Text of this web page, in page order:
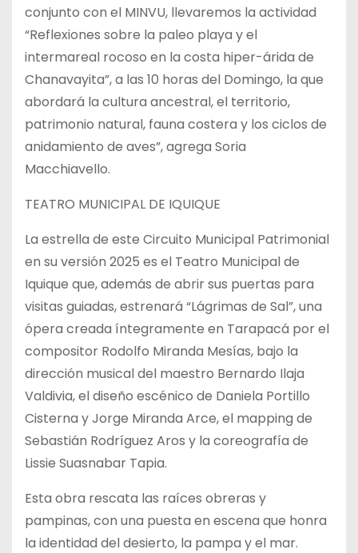
conjunto con el MINVU, llevaremos la actividad
“Reflexiones sobre la paleo playa y el
intermareal rocoso en la costa hiper-árida de
Chanavayita”, a las 10 horas del Domingo, la que
abordará la cultura ancestral, el territorio,
patrimonio natural, fauna costera y los ciclos de
anidamiento de aves”, agrega Soria
Macchiavello.
TEATRO MUNICIPAL DE IQUIQUE
La estrella de este Circuito Municipal Patrimonial
en su versión 2025 es el Teatro Municipal de
Iquique que, además de abrir sus puertas para
visitas guiadas, estrenará “Lágrimas de Sal”, una
ópera creada íntegramente en Tarapacá por el
compositor Rodolfo Miranda Mesías, bajo la
dirección musical del maestro Bernardo Ilaja
Valdivia, el diseño escénico de Daniela Portillo
Cisterna y Jorge Miranda Arce, el mapping de
Sebastián Rodríguez Aros y la coreografía de
Lissie Suasnabar Tapia.
Esta obra rescata las raíces obreras y
pampinas, con una puesta en escena que honra
la identidad del desierto, la pampa y el mar.